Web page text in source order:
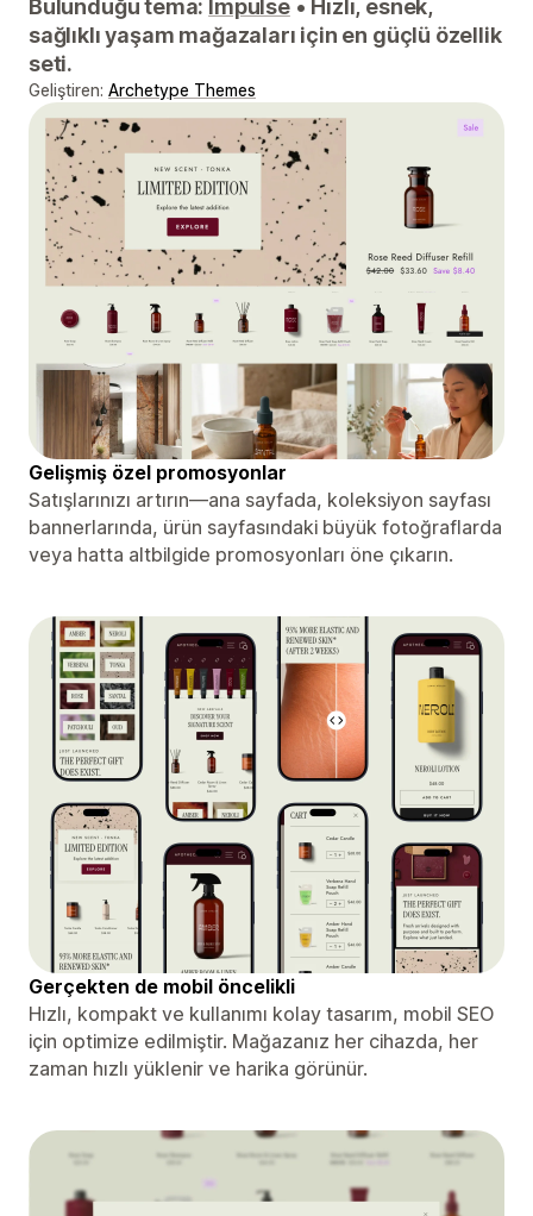
Bulunduğu tema: Impulse • Hızlı, esnek,
sağlıklı yaşam mağazaları için en güçlü özellik
seti.
Geliştiren: Archetype Themes
Gelişmiş özel promosyonlar
Satışlarınızı artırın—ana sayfada, koleksiyon sayfası
bannerlarında, ürün sayfasındaki büyük fotoğraflarda
veya hatta altbilgide promosyonları öne çıkarın.
Gerçekten de mobil öncelikli
Hızlı, kompakt ve kullanımı kolay tasarım, mobil SEO
için optimize edilmiştir. Mağazanız her cihazda, her
zaman hızlı yüklenir ve harika görünür.